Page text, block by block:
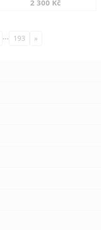
2 300 Kč
… 193 »